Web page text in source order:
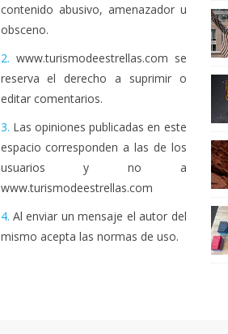
contenido abusivo, amenazador u
obsceno.
2. www.turismodeestrellas.com se
reserva el derecho a suprimir o
editar comentarios.
3. Las opiniones publicadas en este
espacio corresponden a las de los
usuarios y no a
www.turismodeestrellas.com
4. Al enviar un mensaje el autor del
mismo acepta las normas de uso.